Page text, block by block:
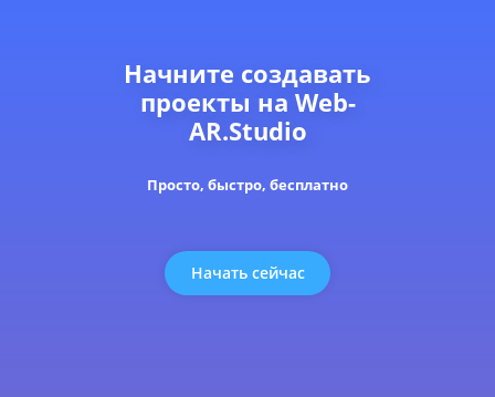
Начните создавать
проекты на Web-
AR.Studio
Просто, быстро, бесплатно
Начать сейчас